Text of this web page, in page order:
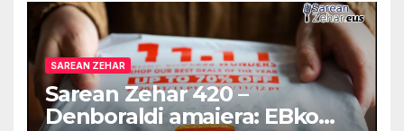
SAREAN ZEHAR
Sarean Zehar 420 –
Denboraldi amaiera: EBko